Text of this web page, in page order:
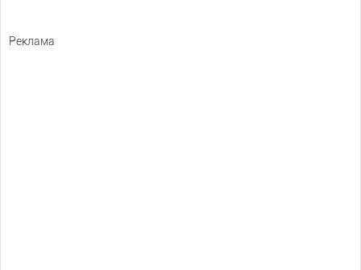
Реклама